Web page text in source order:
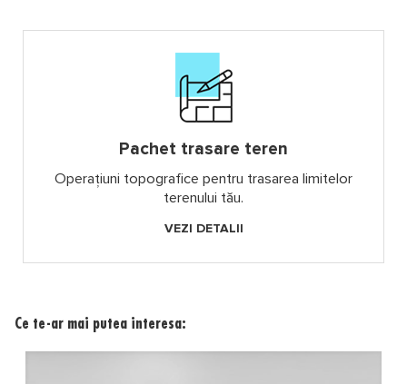
Pachet trasare teren
Operațiuni topografice pentru trasarea limitelor
terenului tău.
VEZI DETALII
Ce te-ar mai putea interesa: